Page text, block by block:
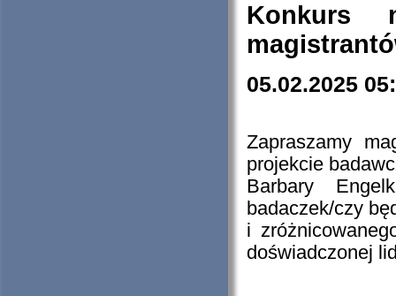
Konkurs
05.02.2025
Zapraszamy
projekcie
Barbary
badaczek/czy
i
doświadczonej